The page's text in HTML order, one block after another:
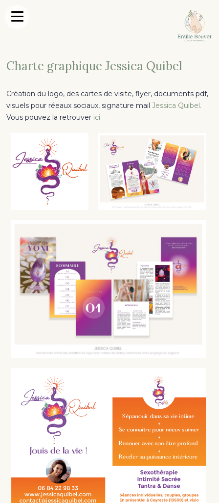
Charte graphique Jessica Quibel
Création du logo, des cartes de visite, flyer, documents pdf,
visuels pour réeaux sociaux, signature mailJessica Quibel.
Vous pouvez la retrouver ici